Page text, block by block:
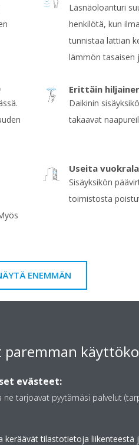
Läsnäoloanturi
henkilötä, kun
tunnistaa lattian
lämmön tasaisen
Erittäin
Daikinin
takaavat
Useita
Sisäyksikön
toimistosta
ENEMMÄN
paremman
evästeet:
tarjoavat pyytämäsi palvelut
keräävät tilastotietoja liikenteestä